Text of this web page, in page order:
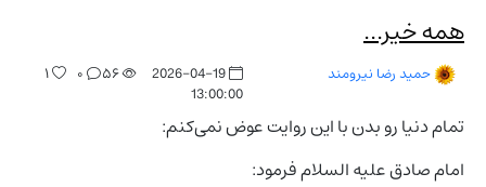
همه خیر...
حمید رضا نیرومند
2026-04-19
13:00:00
۵۶ ۰ ۱
تمام دنیا رو بدن با این روایت عوض نمی‌کنم:
امام صادق علیه السلام فرمود: